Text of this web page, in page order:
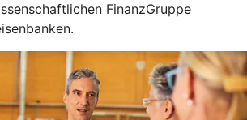
FinanzGruppe